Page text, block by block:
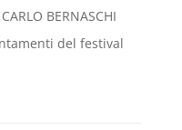
BERNASCHI
del festival